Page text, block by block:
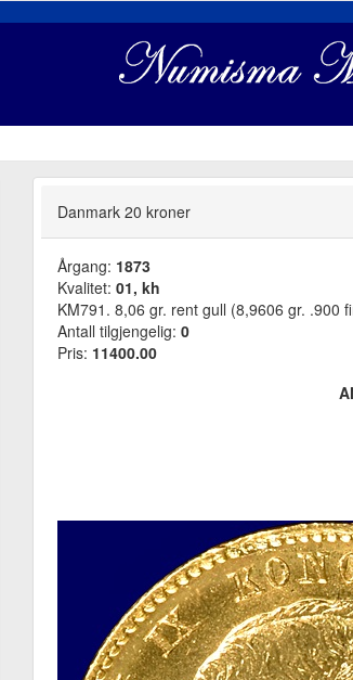
Danmark 20 kroner
Årgang: 1873
Kvalitet: 01, kh
KM791. 8,06 gr. rent gull (8,9606 gr. .900
Antall tilgjengelig: 0
Pris: 11400.00